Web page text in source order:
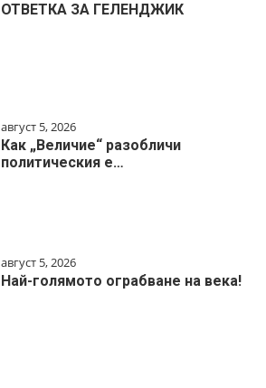
ОТВЕТКА ЗА ГЕЛЕНДЖИК
август 5, 2026
Как „Величие“ разобличи
политическия е…
август 5, 2026
Най-голямото ограбване на века!